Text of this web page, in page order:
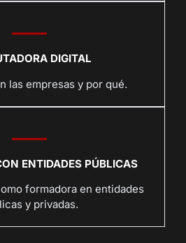
DIGITAL
las empresas y por qué.
ENTIDADES PÚBLICAS
formadora en entidades
y privadas.